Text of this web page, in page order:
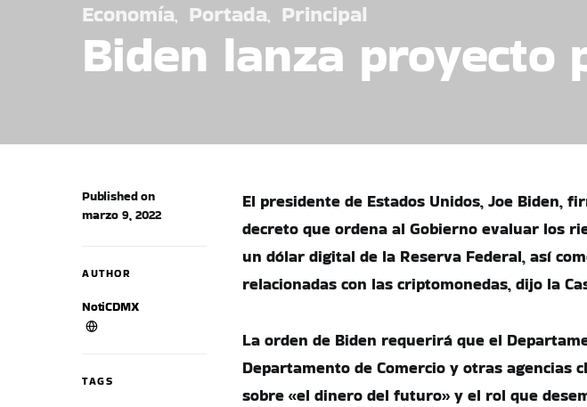
Economía Portada Principal
Biden lanza
Published on
marzo 9, 2022
AUTHOR
NotiCDMX
TAGS
El presidente de Estados Unidos, Joe Biden,
decreto que ordena al Gobierno evaluar los
un dólar digital de la Reserva Federal, así
relacionadas con las criptomonedas, dijo la
La orden de Biden requerirá que el
Departamento de Comercio y otras agencias
sobre «el dinero del futuro» y el rol que